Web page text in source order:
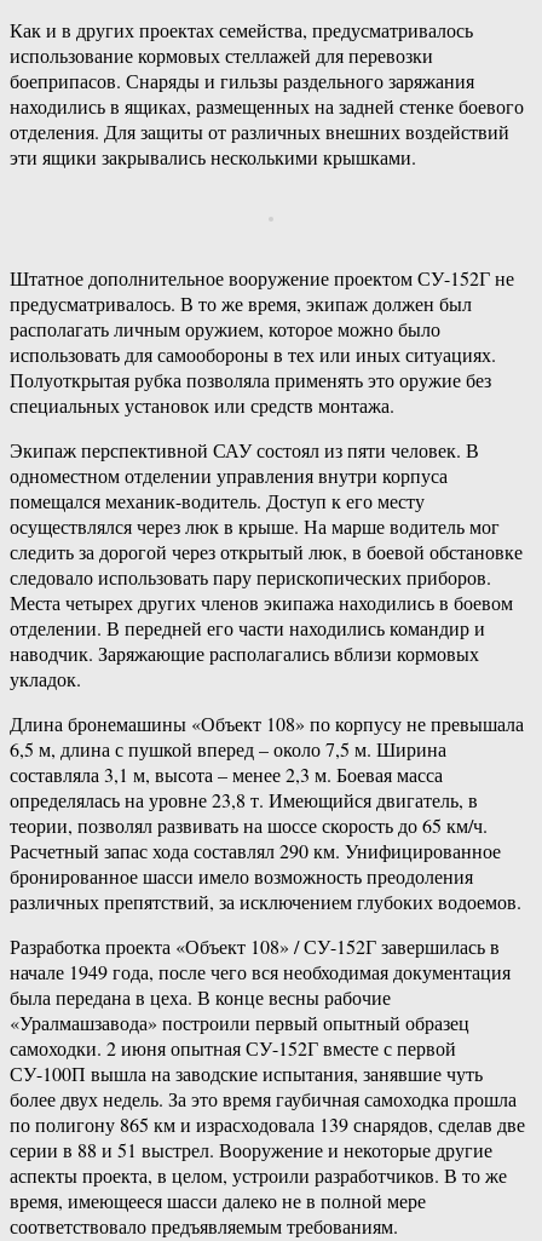
Как и в других проектах семейства, предусматривалось
использование кормовых стеллажей для перевозки
боеприпасов. Снаряды и гильзы раздельного заряжания
находились в ящиках, размещенных на задней стенке боевого
отделения. Для защиты от различных внешних воздействий
эти ящики закрывались несколькими крышками.
Штатное дополнительное вооружение проектом СУ-152Г не
предусматривалось. В то же время, экипаж должен был
располагать личным оружием, которое можно было
использовать для самообороны в тех или иных ситуациях.
Полуоткрытая рубка позволяла применять это оружие без
специальных установок или средств монтажа.
Экипаж перспективной САУ состоял из пяти человек. В
одноместном отделении управления внутри корпуса
помещался механик-водитель. Доступ к его месту
осуществлялся через люк в крыше. На марше водитель мог
следить за дорогой через открытый люк, в боевой обстановке
следовало использовать пару перископических приборов.
Места четырех других членов экипажа находились в боевом
отделении. В передней его части находились командир и
наводчик. Заряжающие располагались вблизи кормовых
укладок.
Длина бронемашины «Объект 108» по корпусу не превышала
6,5 м, длина с пушкой вперед – около 7,5 м. Ширина
составляла 3,1 м, высота – менее 2,3 м. Боевая масса
определялась на уровне 23,8 т. Имеющийся двигатель, в
теории, позволял развивать на шоссе скорость до 65 км/ч.
Расчетный запас хода составлял 290 км. Унифицированное
бронированное шасси имело возможность преодоления
различных препятствий, за исключением глубоких водоемов.
Разработка проекта «Объект 108» / СУ-152Г завершилась в
начале 1949 года, после чего вся необходимая документация
была передана в цеха. В конце весны рабочие
«Уралмашзавода» построили первый опытный образец
самоходки. 2 июня опытная СУ-152Г вместе с первой
СУ-100П вышла на заводские испытания, занявшие чуть
более двух недель. За это время гаубичная самоходка прошла
по полигону 865 км и израсходовала 139 снарядов, сделав две
серии в 88 и 51 выстрел. Вооружение и некоторые другие
аспекты проекта, в целом, устроили разработчиков. В то же
время, имеющееся шасси далеко не в полной мере
соответствовало предъявляемым требованиям.